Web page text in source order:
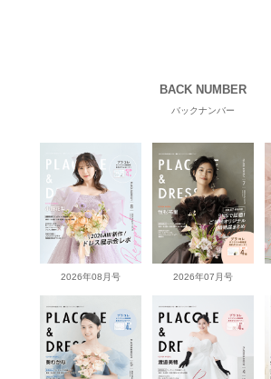
BACK NUMBER
バックナンバー
2026年08月号 2026年07月号